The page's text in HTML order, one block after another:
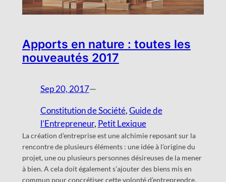
Apports en nature : toutes les
nouveautés 2017
Sep 20, 2017—
Constitution de Société, Guide de
l’Entrepreneur, Petit Lexique
La création d’entreprise est une alchimie reposant sur la
rencontre de plusieurs éléments : une idée à l’origine du
projet, une ou plusieurs personnes désireuses de la mener
à bien. A cela doit également s’ajouter des biens mis en
commun pour concrétiser cette volonté d’entreprendre.